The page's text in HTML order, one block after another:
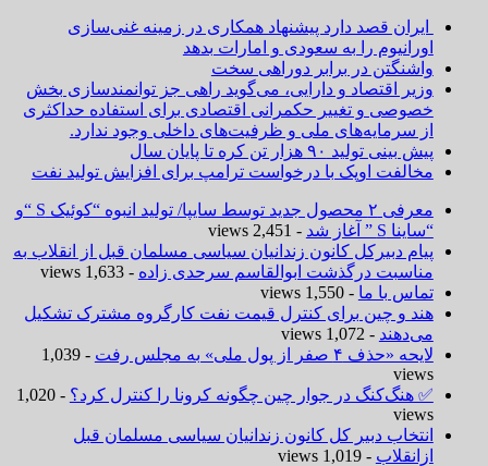
ایران قصد دارد پیشنهاد همکاری در زمینه غنی‌سازی
اورانیوم را به سعودی و امارات بدهد
واشنگتن در برابر دوراهی سخت
وزیر اقتصاد و دارایی، می‌گوید راهی جز توانمندسازی بخش
خصوصی و تغییر حکمرانی اقتصادی برای استفاده حداکثری
از سرمایه‌های ملی و ظرفیت‌های داخلی وجود ندارد.
پیش بینی تولید ۹۰ هزار تن کره تا پایان سال
مخالفت اوپک با درخواست ترامپ برای افزایش تولید نفت
معرفی ۲ محصول جدید توسط سایپا/ تولید انبوه “کوئیک S “و
“ساینا S ” آغاز شد
- 2,451 views
پیام دبیرکل کانون زندانیان سیاسی مسلمان قبل از انقلاب به
مناسبت درگذشت ابوالقاسم سرحدی زاده - 1,633 views
تماس با ما - 1,550 views
هند و چین برای کنترل قیمت نفت کارگروه مشترک تشکیل
می‌دهند - 1,072 views
لایحه «حذف ۴ صفر از پول ملی» به مجلس رفت
- 1,039
views
✅ هنگ‌کنگ در جوار چین چگونه کرونا را کنترل کرد؟
- 1,020
views
انتخاب دبیر کل کانون زندانیان سیاسی مسلمان قبل
ازانقلاب - 1,019 views